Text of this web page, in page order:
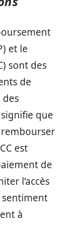
et le
sont des
de
que
rembourser
est
de
l’accès
sentiment
à